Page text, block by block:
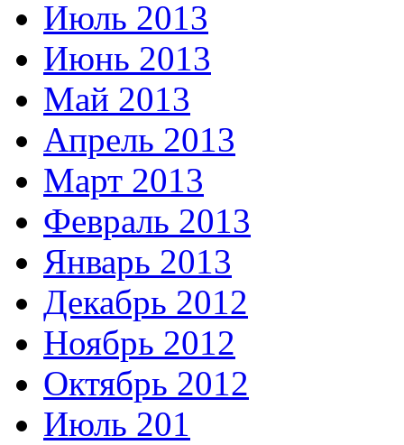
Июль 2013
Июнь 2013
Май 2013
Апрель 2013
Март 2013
Февраль 2013
Январь 2013
Декабрь 2012
Ноябрь 2012
Октябрь 2012
Июль 201